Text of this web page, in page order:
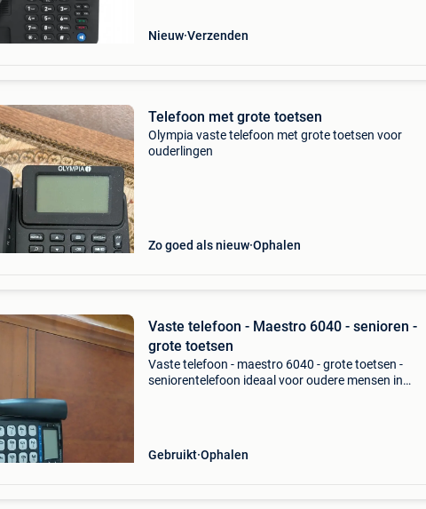
Nieuw Verzenden
Telefoon met grote toetsen
Olympia vaste telefoon met grote toetsen voor
ouderlingen
Zo goed als nieuw Ophalen
Vaste telefoon - Maestro 6040 - senioren -
grote toetsen
Vaste telefoon - maestro 6040 - grote toetsen -
seniorentelefoon ideaal voor oudere mensen in
Gebruikt Ophalen